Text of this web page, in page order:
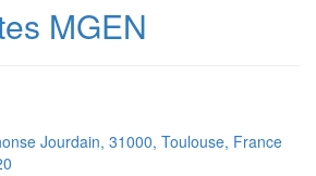
MGEN
Jourdain, 31000, Toulouse, France